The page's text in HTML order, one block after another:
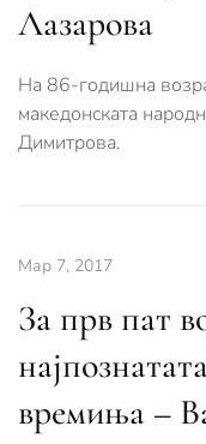
Лазарова
На 86-годишна
македонската
Димитрова.
Мар 7, 2017
За прв пат
времиња –